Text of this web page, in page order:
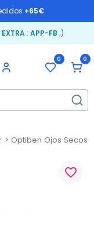
+65€
: APP-FB ;)
0 0
Optiben Ojos Secos
favorite_border